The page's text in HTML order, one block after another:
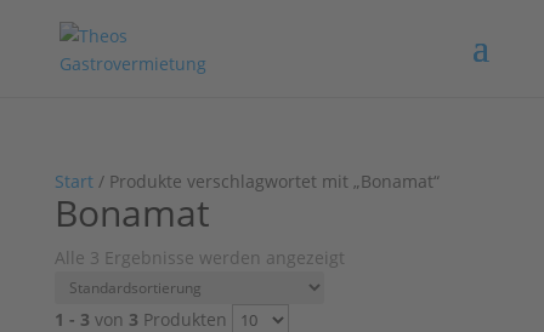
Start/ Produkte verschlagwortet mit „Bonamat“
Bonamat
Alle 3 Ergebnisse werden angezeigt
1 - 3 von 3 Produkten